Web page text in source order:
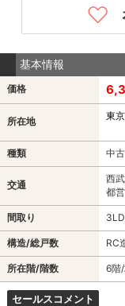
基本情報
価格
所在地 東
種類 中
交通
西
都
間取り
構造/総戸数 RC
所在階/階数 6階
セールスコメント